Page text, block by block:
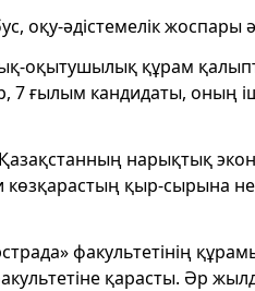
оқу-әдістемелік жоспары
оқытушылық құрам
7 ғылым кандидаты, оның
нарықтық
көзқарастың қыр-сырына
факультетінің
қарасты. Әр